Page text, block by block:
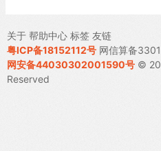
法像预期那样迅速或频繁地完成
的。在...
关于 帮助中心 标签 友链
粤ICP备18152112号 网信算备
网安备44030302001590号 ©
Reserved